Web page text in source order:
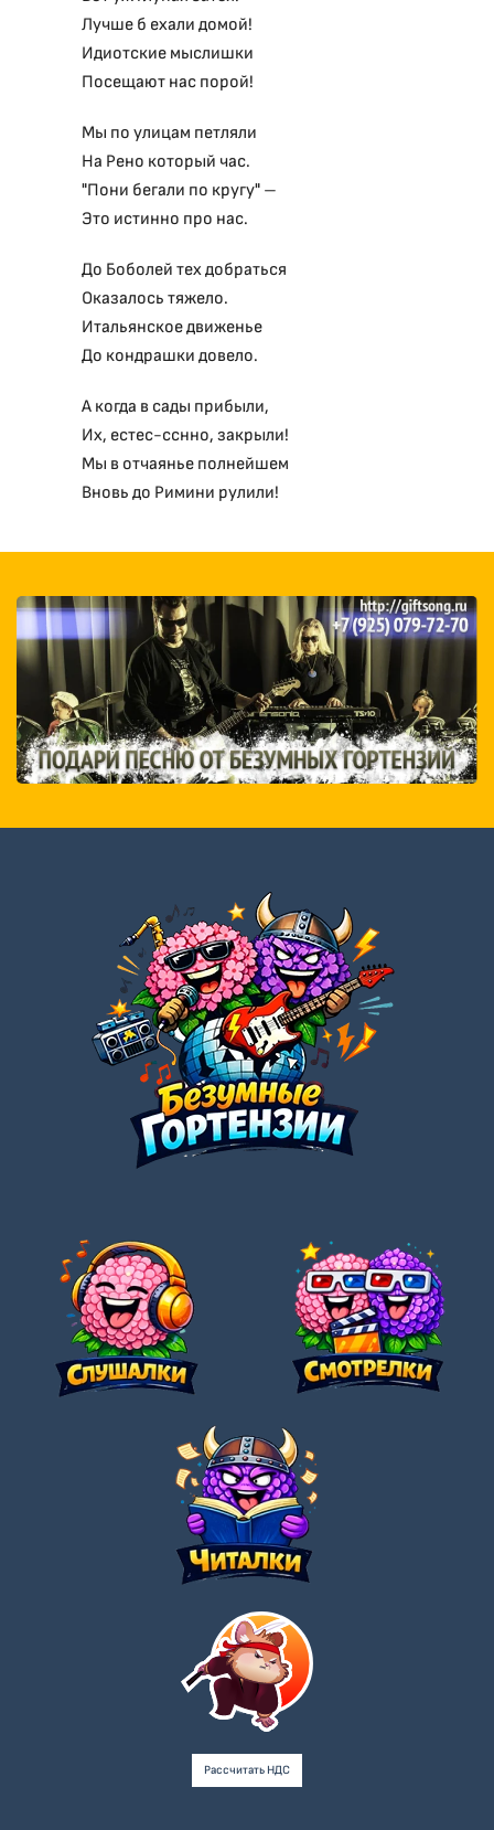
Лучше б ехали домой!
Идиотские мыслишки
Посещают нас порой!
Мы по улицам петляли
На Рено который час.
"Пони бегали по кругу" –
Это истинно про нас.
До Боболей тех добраться
Оказалось тяжело.
Итальянское движенье
До кондрашки довело.
А когда в сады прибыли,
Их, естес-сснно, закрыли!
Мы в отчаянье полнейшем
Вновь до Римини рулили!
Рассчитать НДС